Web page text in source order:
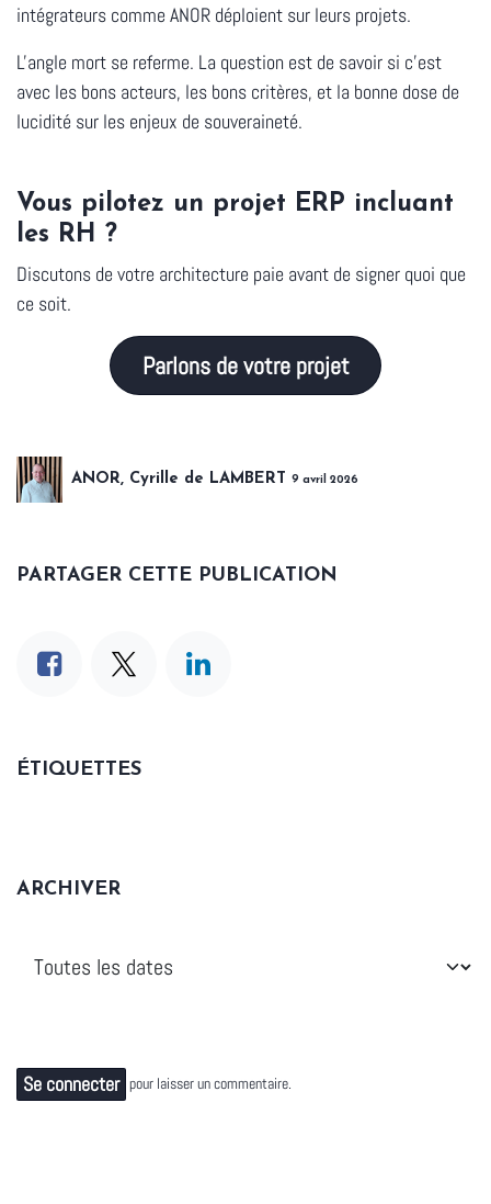
intégrateurs comme ANOR déploient sur leurs projets.
L'angle mort se referme. La question est de savoir si c'est
avec les bons acteurs, les bons critères, et la bonne dose de
lucidité sur les enjeux de souveraineté.
Vous pilotez un projet ERP incluant
les RH ?
Discutons de votre architecture paie avant de signer quoi que
ce soit.
Parlons de votre projet
ANOR, Cyrille de LAMBERT 9 avril 2026
PARTAGER CETTE PUBLICATION
ÉTIQUETTES
ARCHIVER
Se connecter pour laisser un commentaire.